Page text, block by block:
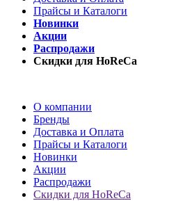
Прайсы и Каталоги
Новинки
Акции
Распродажи
Скидки для HoReCa
О компании
Бренды
Доставка и Оплата
Прайсы и Каталоги
Новинки
Акции
Распродажи
Скидки для HoReCa